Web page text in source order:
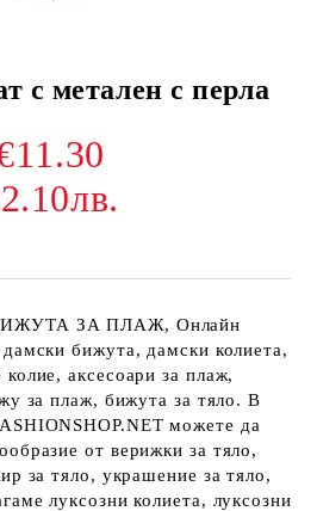
с метален с перла
ЗА ПЛАЖ, Онлайн
бижута, дамски колиета,
аксесоари за плаж,
за плаж, бижута за тяло. В
можете да
от верижки за тяло,
за тяло, украшение за тяло,
луксозни колиета, луксозни